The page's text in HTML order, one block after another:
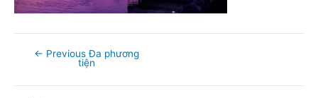
← Previous Đa phương
tiện